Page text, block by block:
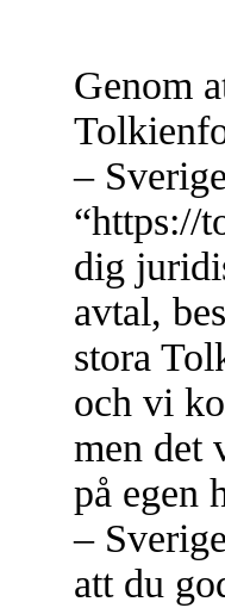
Genom
–
“https://
dig
avtal,
stora
och vi
men det
på egen
–
att du